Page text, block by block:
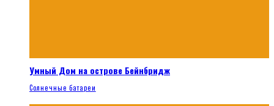
Умный Дом на острове Бейнбридж
Солнечные батареи